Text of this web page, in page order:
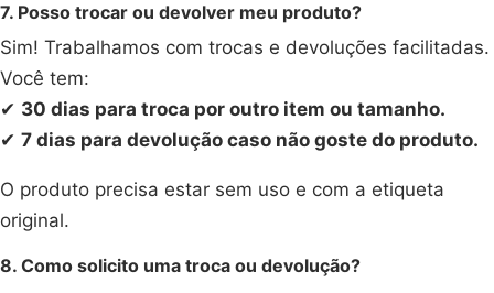
7. Posso trocar ou devolver meu produto?
Sim! Trabalhamos com trocas e devoluções facilitadas.
Você tem:
✔ 30 dias para troca por outro item ou tamanho.
✔ 7 dias para devolução caso não goste do produto.
O produto precisa estar sem uso e com a etiqueta
original.
8. Como solicito uma troca ou devolução?